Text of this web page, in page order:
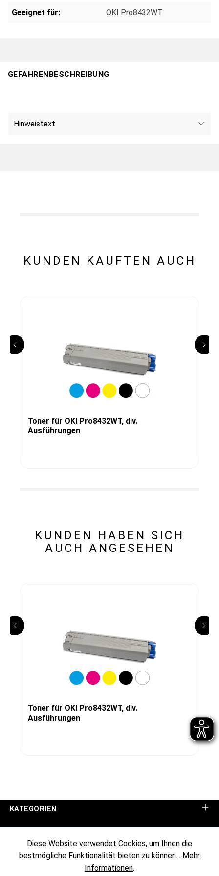
Geeignet für: OKI Pro8432WT
GEFAHRENBESCHREIBUNG
Hinweistext
KUNDEN KAUFTEN AUCH
Toner für OKI Pro8432WT, div.
Ausführungen
KUNDEN HABEN SICH
AUCH ANGESEHEN
Toner für OKI Pro8432WT, div.
Ausführungen
KATEGORIEN
KUNDENINFORMATIONEN
Diese Website verwendet Cookies, um Ihnen die
bestmögliche Funktionalität bieten zu können... Mehr
Informationen.